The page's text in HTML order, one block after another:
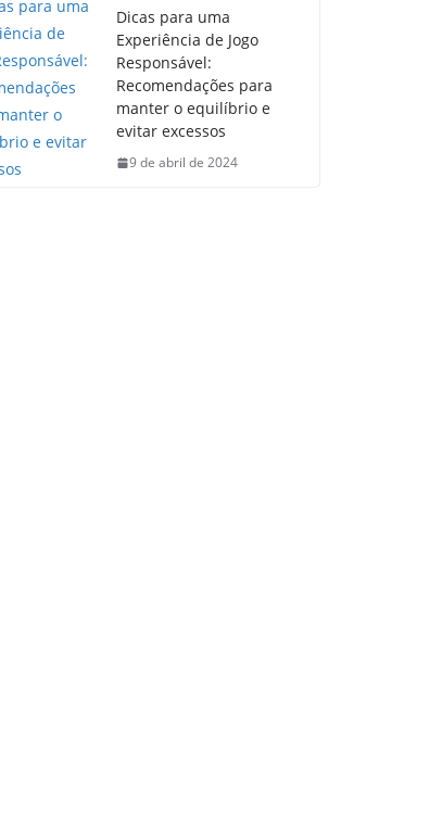
Dicas para uma
Experiência de Jogo
Responsável:
Recomendações para
manter o equilíbrio e
evitar excessos
9 de abril de 2024